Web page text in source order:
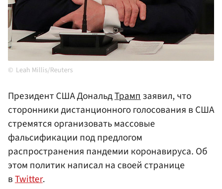
Leah Millis/Reuters
Президент США ДональдТрампзаявил, что
сторонники дистанционного голосования в США
стремятся организовать массовые
фальсификации под предлогом
распространения пандемии коронавируса. Об
этом политик написал на своей странице
вTwitter.